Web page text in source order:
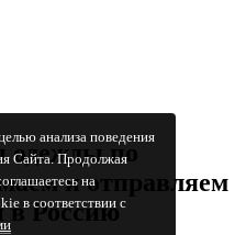
анализа поведения
Сайта. Продолжая
на
в соответствии с
одежды по
и отправляем
в Россию